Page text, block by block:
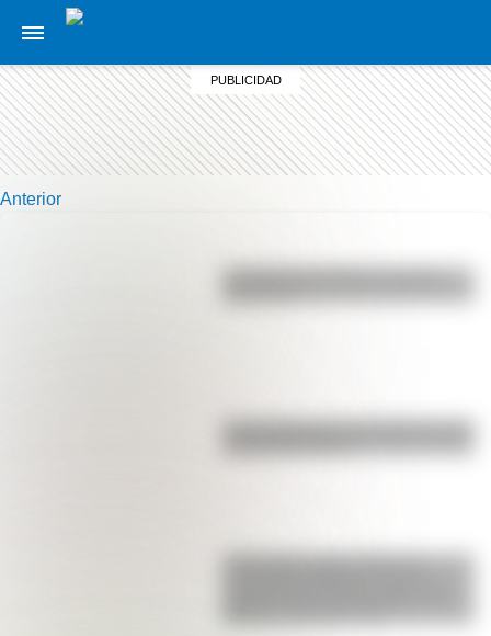
Anterior
Las 12 máximas de San Martín para
17 de agosto para docentes:
primer y segundo ciclo